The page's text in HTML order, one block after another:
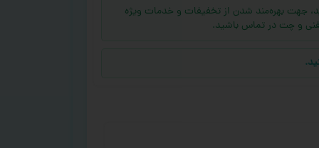
(بالای ۱۰ عدد) دارید، جهت بهره‌مند شدن از تخفیفات و خدمات ویژه
و چت در تماس باشید.